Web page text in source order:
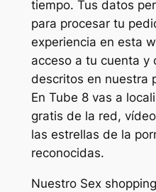
tiempo. Tus datos
para procesar tu
experiencia en esta
acceso a tu cuenta y
descritos en nuestra
En Tube 8 vas a
gratis de la red,
las estrellas de la
reconocidas.
Nuestro Sex